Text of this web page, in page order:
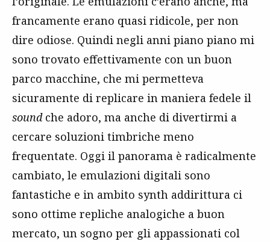
francamente erano quasi ridicole, per non
dire odiose. Quindi negli anni piano piano mi
sono trovato effettivamente con un buon
parco macchine, che mi permetteva
sicuramente di replicare in maniera fedele il
soundche adoro, ma anche di divertirmi a
cercare soluzioni timbriche meno
frequentate. Oggi il panorama è radicalmente
cambiato, le emulazioni digitali sono
fantastiche e in ambito synth addirittura ci
sono ottime repliche analogiche a buon
mercato, un sogno per gli appassionati col